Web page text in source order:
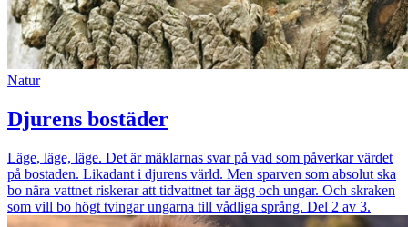
Natur
Djurens bostäder
Läge, läge, läge. Det är mäklarnas svar på vad som påverkar värdet
på bostaden. Likadant i djurens värld. Men sparven som absolut ska
bo nära vattnet riskerar att tidvattnet tar ägg och ungar. Och skraken
som vill bo högt tvingar ungarna till vådliga språng. Del 2 av 3.